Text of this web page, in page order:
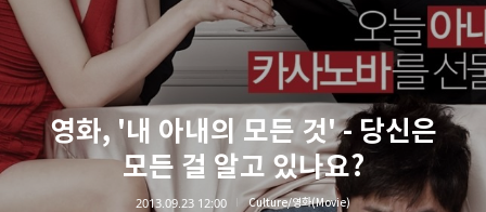
영화, '내 아내의 모든 것' - 당신은
모든 걸 알고 있나요?
2013.09.23 12:00 Culture/영화(Movie)